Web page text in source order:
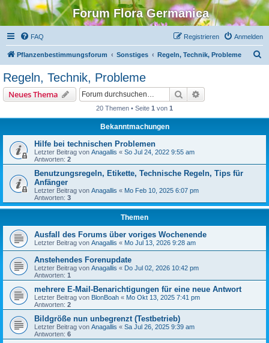
Forum Flora Germanica
FAQ Anmelden
Registrieren
Pflanzenbestimmungsforum Sonstiges Regeln, Technik, Probleme
Regeln, Technik, Probleme
Neues Thema Suche
20 Themen • Seite 1 von 1
Bekanntmachungen
Hilfe bei technischen Problemen
Letzter Beitrag von Anagallis « So Jul 24, 2022 9:55 am
Antworten: 2
Benutzungsregeln, Etikette, Technische Regeln, Tips für
Anfänger
Letzter Beitrag von Anagallis « Mo Feb 10, 2025 6:07 pm
Antworten: 3
Themen
Ausfall des Forums über voriges Wochenende
Letzter Beitrag von Anagallis « Mo Jul 13, 2026 9:28 am
Anstehendes Forenupdate
Letzter Beitrag von Anagallis « Do Jul 02, 2026 10:42 pm
Antworten: 1
mehrere E-Mail-Benarichtigungen für eine neue Antwort
Letzter Beitrag von BlonBoah « Mo Okt 13, 2025 7:41 pm
Antworten: 2
Bildgröße nun unbegrenzt (Testbetrieb)
Letzter Beitrag von Anagallis « Sa Jul 26, 2025 9:39 am
Antworten: 6